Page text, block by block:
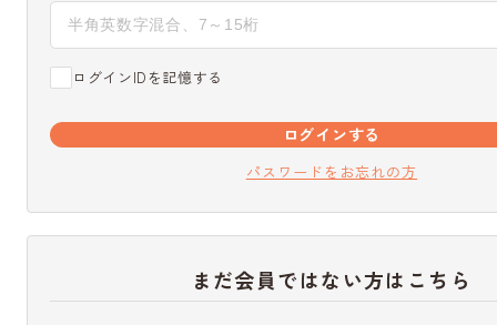
ログインIDを記憶する
ログインする
パスワードをお忘れの方
まだ会員ではない方はこちら